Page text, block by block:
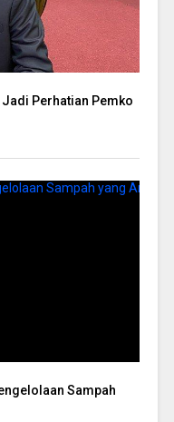
Perhatian Pemko
Sampah